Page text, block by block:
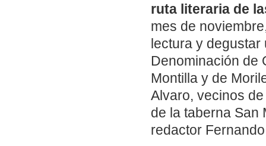
ruta literaria de
mes de
lectura y
Denominación de
Montilla y de
Alvaro, vecinos
de la taberna San
redactor